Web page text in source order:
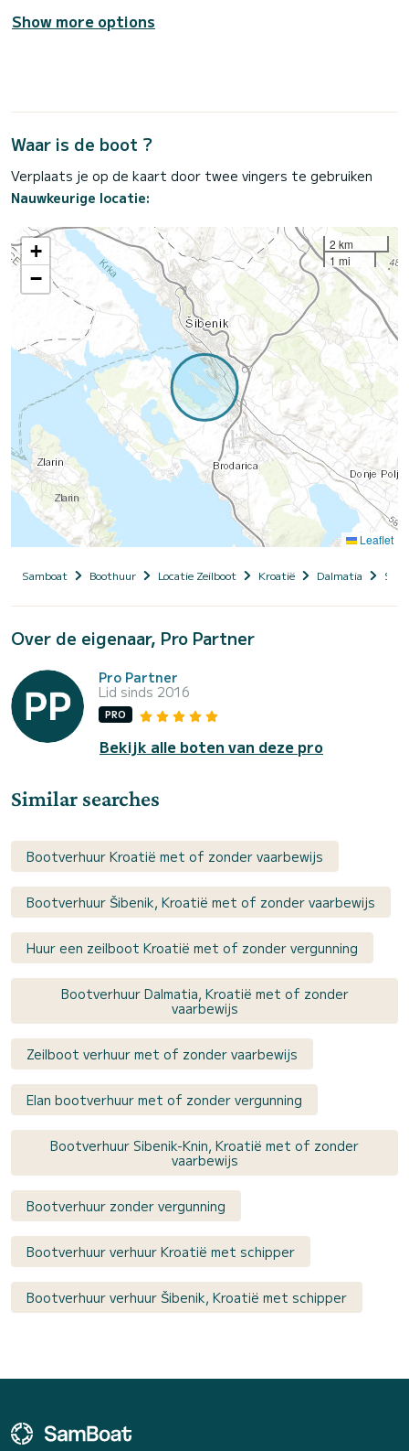
Show more options
Waar is de boot ?
Verplaats je op de kaart door twee vingers te gebruiken
Nauwkeurige locatie:
+
−
2 km
1 mi
Leaflet
Samboat Boothuur Locatie Zeilboot Kroatië Dalmatia
Over de eigenaar, Pro Partner
Pro Partner
Lid sinds 2016
PRO
Bekijk alle boten van deze pro
Similar searches
Bootverhuur Kroatië met of zonder vaarbewijs
Bootverhuur Šibenik, Kroatië met of zonder vaarbewijs
Huur een zeilboot Kroatië met of zonder vergunning
Bootverhuur Dalmatia, Kroatië met of zonder
vaarbewijs
Zeilboot verhuur met of zonder vaarbewijs
Elan bootverhuur met of zonder vergunning
Bootverhuur Sibenik-Knin, Kroatië met of zonder
vaarbewijs
Bootverhuur zonder vergunning
Bootverhuur verhuur Kroatië met schipper
Bootverhuur verhuur Šibenik, Kroatië met schipper